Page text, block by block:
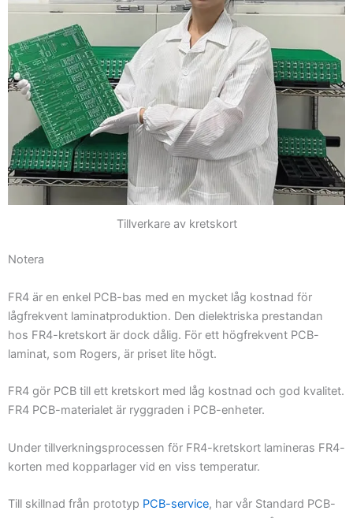
Tillverkare av kretskort
Notera
FR4 är en enkel PCB-bas med en mycket låg kostnad för
lågfrekvent laminatproduktion. Den dielektriska prestandan
hos FR4-kretskort är dock dålig. För ett högfrekvent PCB-
laminat, som Rogers, är priset lite högt.
FR4 gör PCB till ett kretskort med låg kostnad och god kvalitet.
FR4 PCB-materialet är ryggraden i PCB-enheter.
Under tillverkningsprocessen för FR4-kretskort lamineras FR4-
korten med kopparlager vid en viss temperatur.
Till skillnad från prototyp PCB-service, har vår Standard PCB-